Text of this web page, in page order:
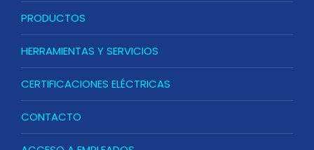
PRODUCTOS
HERRAMIENTAS Y SERVICIOS
CERTIFICACIONES ELÉCTRICAS
CONTACTO